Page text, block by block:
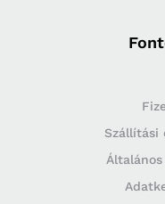
Szállítási